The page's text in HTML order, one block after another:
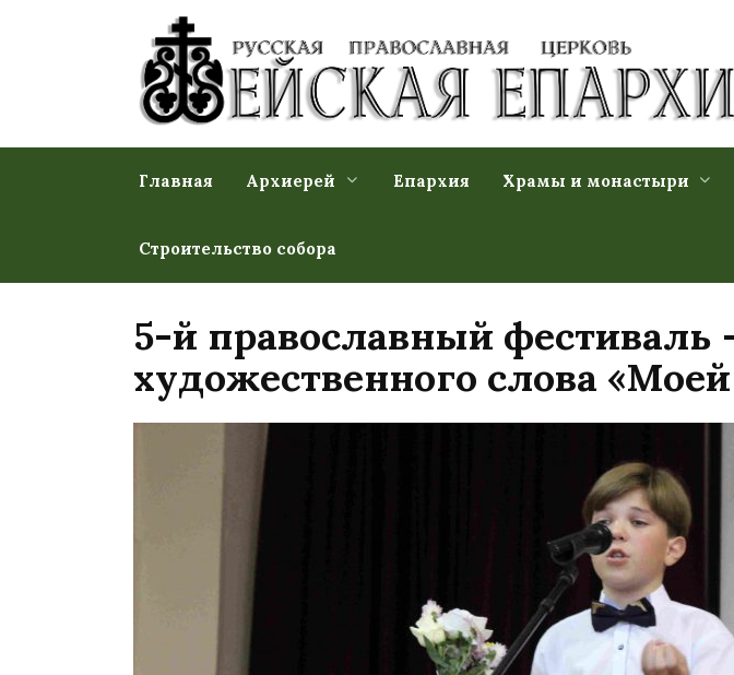
Главная Архиерей Епархия Храмы и монастыри
Строительство собора
5-й православный фестиваль
художественного слова